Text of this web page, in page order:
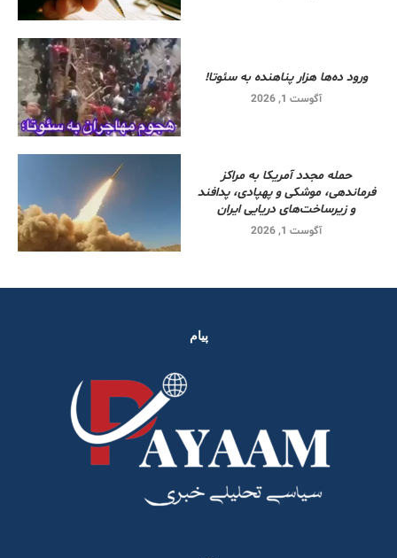
ورود ده‌ها هزار پناهنده به سئوتا!
آگوست 1, 2026
حمله مجدد آمریکا به مراکز
فرماندهی، موشکی و پهپادی، پدافند
و زیرساخت‌های دریایی ایران
آگوست 1, 2026
پیام